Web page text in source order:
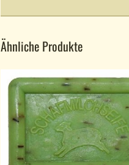
Ähnliche Produkte